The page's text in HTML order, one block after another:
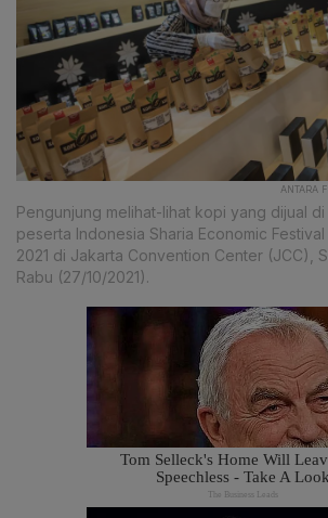
ANTARA
Pengunjung melihat-lihat kopi yang dijual di
peserta Indonesia Sharia Economic
2021 di Jakarta Convention Center (JCC),
Rabu (27/10/2021).